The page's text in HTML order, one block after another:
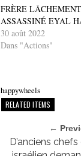
FRÈRE LÂCHEMENT
ASSASSINÉ EYAL
30 août 2022
Dans "Actions"
happywheels
RELATED ITEMS
←
D’anciens